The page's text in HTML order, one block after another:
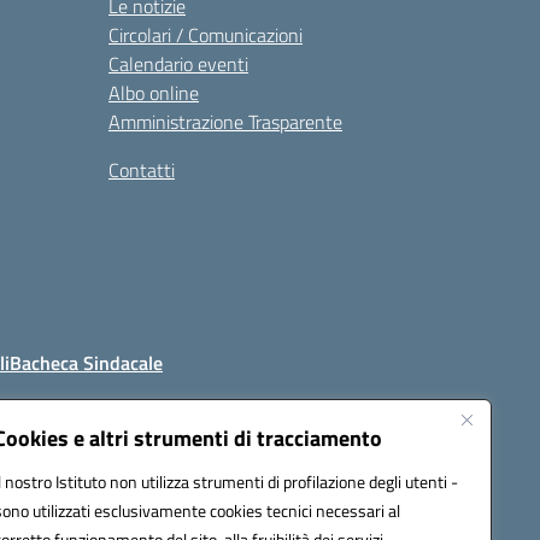
e altri strumenti di tracciamento
nostro Istituto non utilizza strumenti di profilazione degli utenti -
utilizzati esclusivamente cookies tecnici necessari al
Le notizie
Circolari / Comunicazioni
Calendario eventi
Albo online
Amministrazione Trasparente
Contatti
Bacheca Sindacale